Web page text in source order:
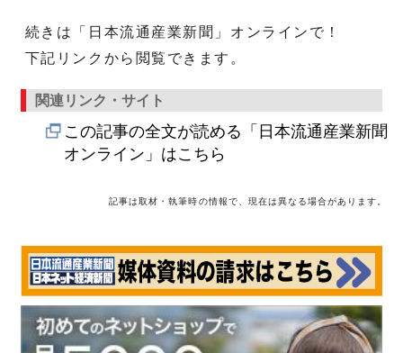
続きは「日本流通産業新聞」オンラインで！
下記リンクから閲覧できます。
関連リンク・サイト
この記事の全文が読める「日本流通産業新聞
オンライン」はこちら
記事は取材・執筆時の情報で、現在は異なる場合があります。